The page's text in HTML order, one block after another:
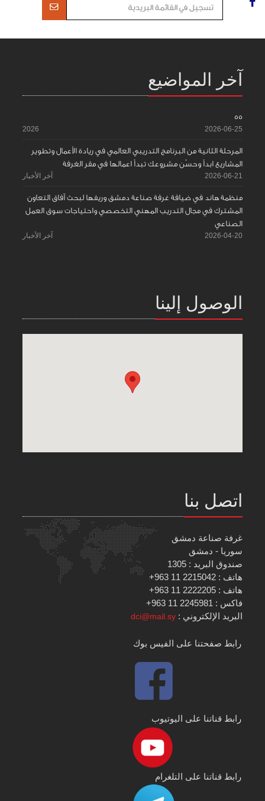
آخر المواضيع
55
2026-06-25
2026
المرحلة الثانية من البرنامج التدريبي العالمي في ريادة الأعمال وتطوير
المشاريع ابدأ وحسّن مشروعك تبدأ اعمالها في مقر الغرفة
2026-06-21 آخر الأخبار
منظمة هاند في ضيافة غرفة صناعة دمشق وريفها لبحث آفاق التعاون
المشترك في مجال التدريب المهني التخصصي واحتياجات سوق العمل
الصناعي
2026-04-20 آخر الأخبار
الوصول إلينا
اتصل بنا
غرفة صناعة دمشق
سوريا - دمشق
صندوق البريد : 1305
هاتف : 2215042 11 963+
هاتف : 2222205 11 963+
فاكس : 2245981 11 963+
البريد الإلكتروني :dci@mail.sy
رابط صفحتنا على الفيس بوك
رابط قناتنا على اليوتيوب
رابط قناتنا على التلغرام